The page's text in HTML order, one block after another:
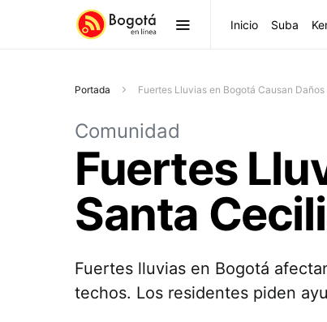
Inicio Suba
Portada Fuertes Lluvias en Bogotá Causan
Comunidad
Fuertes
Santa
Fuertes lluvias en Bogotá
techos. Los residentes piden